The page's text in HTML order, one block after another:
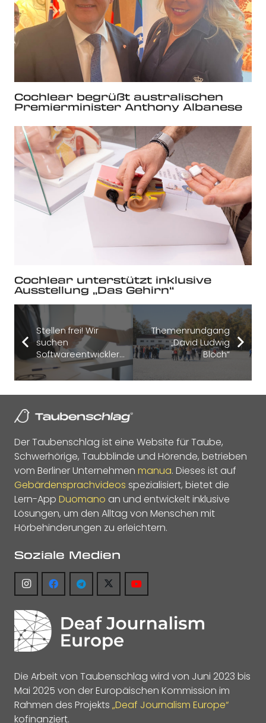
Cochlear begrüßt australischen
Premierminister Anthony Albanese
Cochlear unterstützt inklusive
Ausstellung „Das Gehirn“
Stellen frei! Wir
suchen
Softwareentwickler…
Themenrundgang
„David Ludwig
Bloch“
Der Taubenschlag ist eine Website für Taube,
Schwerhörige, Taubblinde und Hörende, betrieben
vom Berliner Unternehmen manua. Dieses ist auf
Gebärdensprachvideos spezialisiert, bietet die
Lern-App Duomano an und entwickelt inklusive
Lösungen, um den Alltag von Menschen mit
Hörbehinderungen zu erleichtern.
Soziale Medien
Die Arbeit von Taubenschlag wird von Juni 2023 bis
Mai 2025 von der Europäischen Kommission im
Rahmen des Projekts „Deaf Journalism Europe“
kofinanziert.